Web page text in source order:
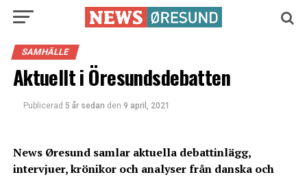
SAMHÄLLE
Aktuellt i Öresundsdebatten
Publicerad 5 år sedan den 9 april, 2021
News Øresund samlar aktuella debattinlägg,
intervjuer, krönikor och analyser från danska och